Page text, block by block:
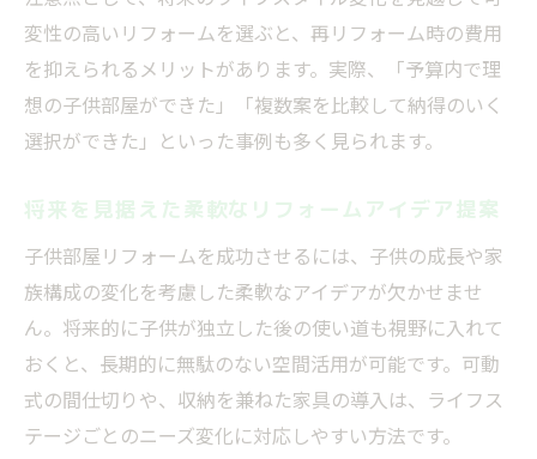
ト
変性の高いリフォームを選ぶと、再リフォーム時の費用
を抑えられるメリットがあります。実際、「予算内で理
想の子供部屋ができた」「複数案を比較して納得のいく
選択ができた」といった事例も多く見られます。
将来を見据えた柔軟なリフォームアイデア提案
子供部屋リフォームを成功させるには、子供の成長や家
族構成の変化を考慮した柔軟なアイデアが欠かせませ
ん。将来的に子供が独立した後の使い道も視野に入れて
おくと、長期的に無駄のない空間活用が可能です。可動
式の間仕切りや、収納を兼ねた家具の導入は、ライフス
テージごとのニーズ変化に対応しやすい方法です。